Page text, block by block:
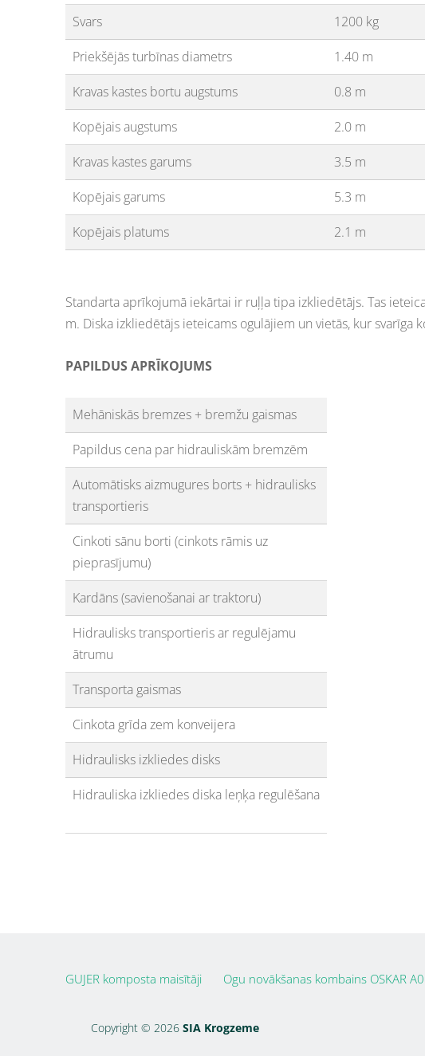
Svars
1200 kg
Priekšējās turbīnas diametrs
1.40 m
Kravas kastes bortu augstums
0.8 m
Kopējais augstums
2.0 m
Kravas kastes garums
3.5 m
Kopējais garums
5.3 m
Kopējais platums
2.1 m
Standarta aprīkojumā iekārtai ir ruļļa tipa izkliedētājs. Tas
m. Diska izkliedētājs ieteicams ogulājiem un vietās, kur svarīga
PAPILDUS APRĪKOJUMS
Mehāniskās bremzes + bremžu gaismas
Papildus cena par hidrauliskām bremzēm
Automātisks aizmugures borts + hidraulisks
transportieris
Cinkoti sānu borti (cinkots rāmis uz
pieprasījumu)
Kardāns (savienošanai ar traktoru)
Hidraulisks transportieris ar regulējamu
ātrumu
Transporta gaismas
Cinkota grīda zem konveijera
Hidraulisks izkliedes disks
Hidrauliska izkliedes diska leņķa regulēšana
GUJER komposta maisītāji Ogu novākšanas kombains OSKAR
Copyright © 2026 SIA Krogzeme